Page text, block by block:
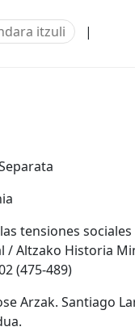
itzuli |
tensiones
Altzako Historia
(475-489)
Arzak. Santiago